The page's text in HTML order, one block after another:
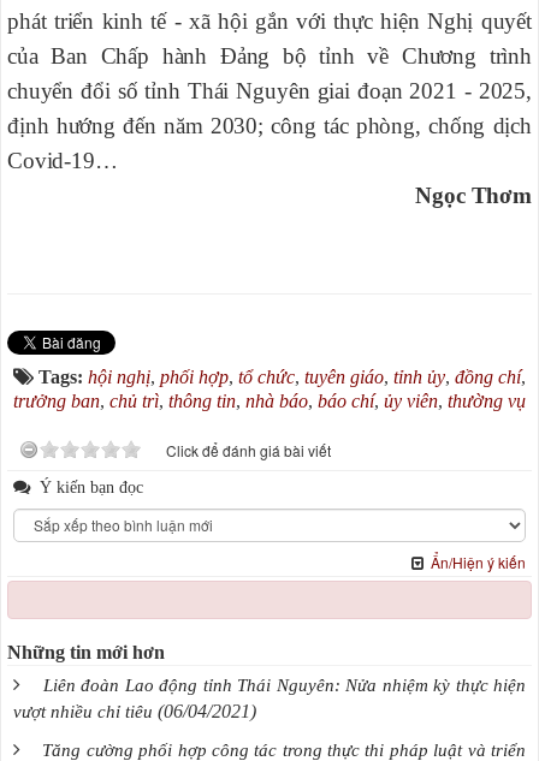
phát triển kinh tế - xã hội gắn với thực hiện Nghị quyết
của Ban Chấp hành Đảng bộ tỉnh về Chương trình
chuyển đổi số tỉnh Thái Nguyên giai đoạn 2021 - 2025,
định hướng đến năm 2030; công tác phòng, chống dịch
Covid-19…
Ngọc Thơm
Tags: hội nghị, phối hợp, tổ chức, tuyên giáo, tỉnh ủy, đồng chí,
trưởng ban, chủ trì, thông tin, nhà báo, báo chí, ủy viên, thường vụ
Click để đánh giá bài viết
Ý kiến bạn đọc
Ẩn/Hiện ý kiến
Những tin mới hơn
Liên đoàn Lao động tỉnh Thái Nguyên: Nửa nhiệm kỳ thực hiện
vượt nhiều chỉ tiêu (06/04/2021)
Tăng cường phối hợp công tác trong thực thi pháp luật và triển